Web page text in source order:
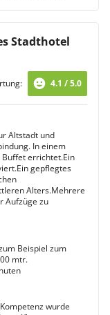
Stadthotel
4.1 / 5.0
Altstadt und
In einem
errichtet.Ein
gepflegtes
Alters.Mehrere
Aufzüge zu
Beispiel zum
mtr.
wurde